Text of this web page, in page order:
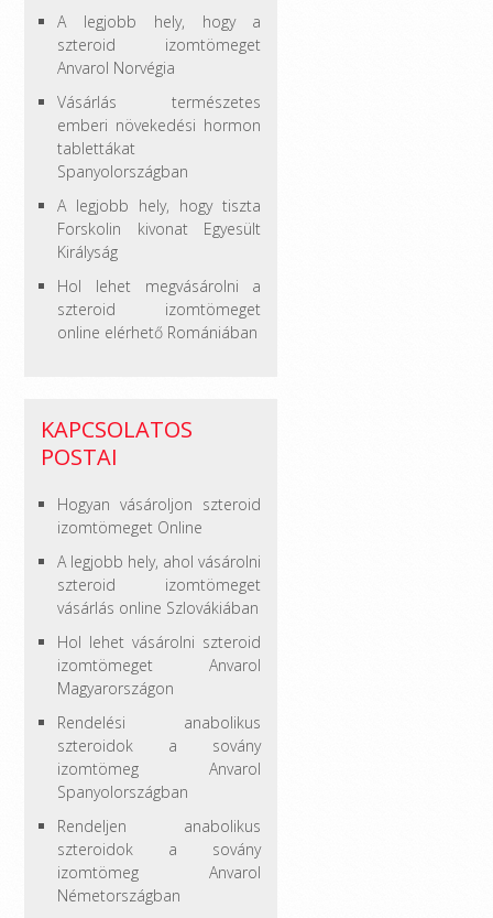
A legjobb hely, hogy a
szteroid izomtömeget
Anvarol Norvégia
Vásárlás természetes
emberi növekedési hormon
tablettákat
Spanyolországban
A legjobb hely, hogy tiszta
Forskolin kivonat Egyesült
Királyság
Hol lehet megvásárolni a
szteroid izomtömeget
online elérhető Romániában
KAPCSOLATOS
POSTAI
Hogyan vásároljon szteroid
izomtömeget Online
A legjobb hely, ahol vásárolni
szteroid izomtömeget
vásárlás online Szlovákiában
Hol lehet vásárolni szteroid
izomtömeget Anvarol
Magyarországon
Rendelési anabolikus
szteroidok a sovány
izomtömeg Anvarol
Spanyolországban
Rendeljen anabolikus
szteroidok a sovány
izomtömeg Anvarol
Németországban